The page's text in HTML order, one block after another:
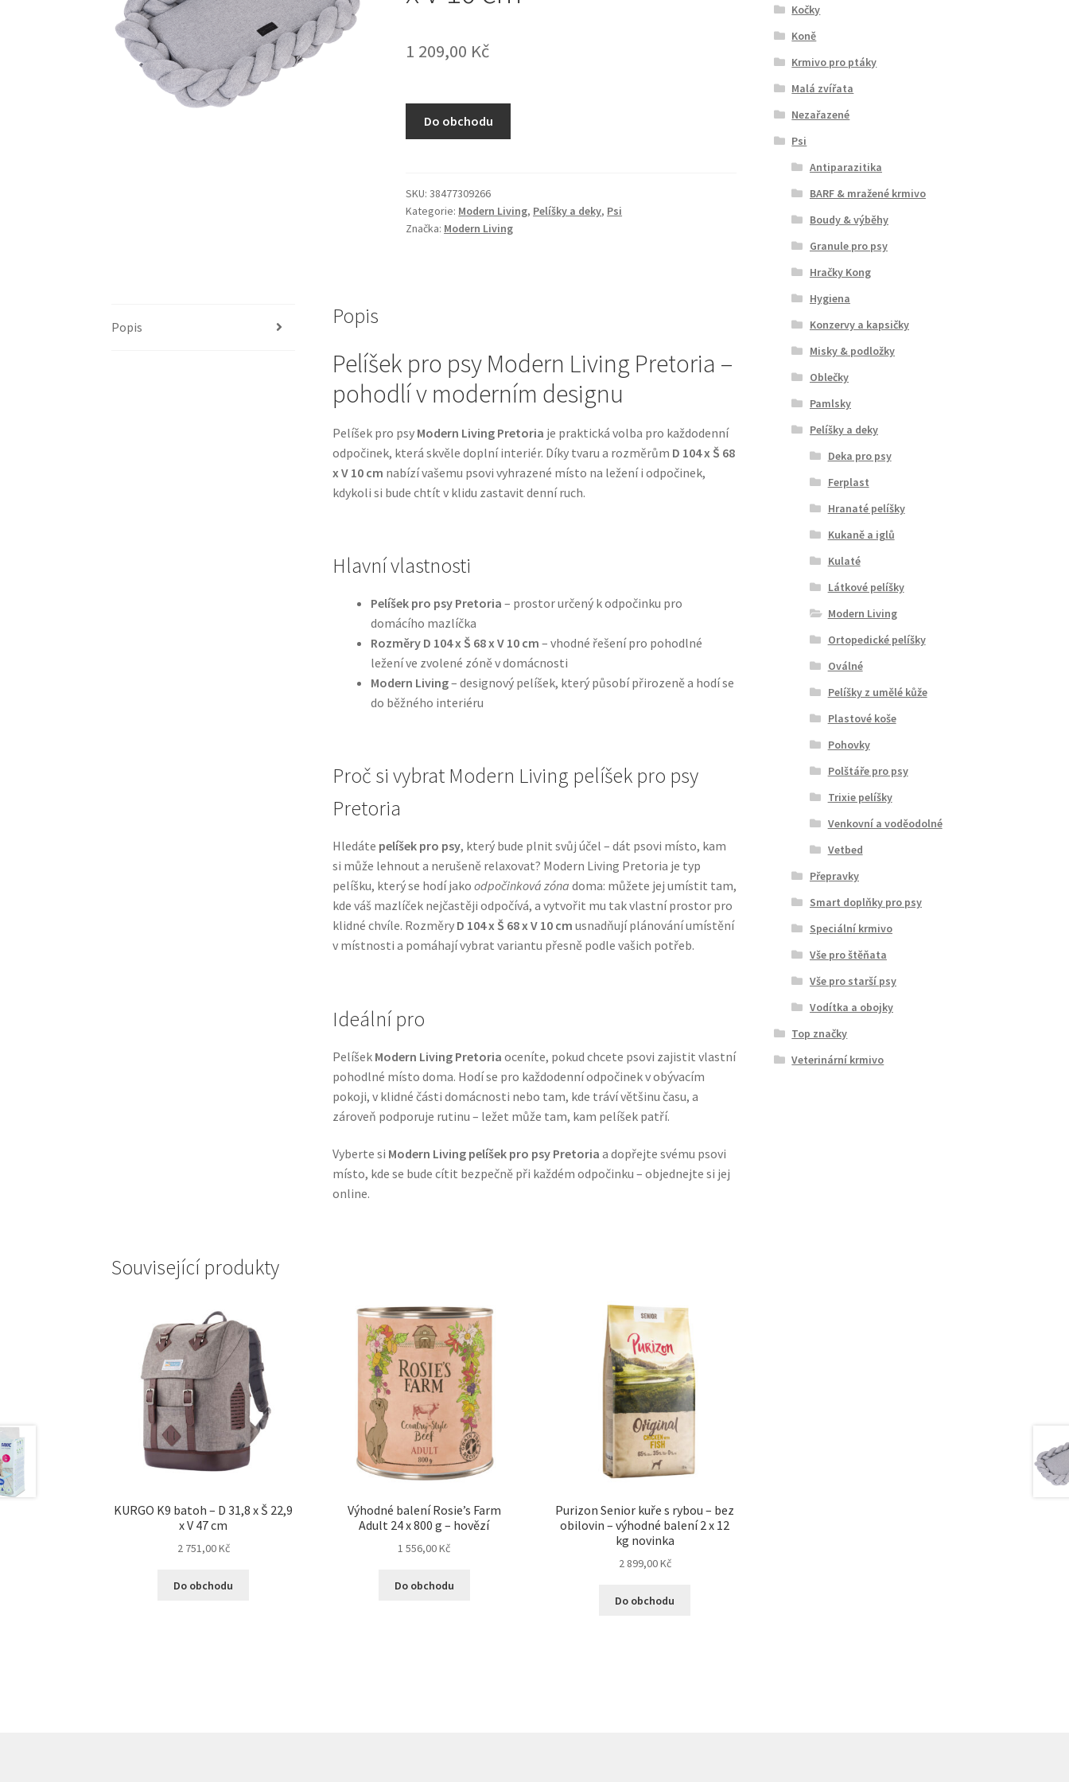
1 209,00 Kč
Do obchodu
SKU:38477309266
Kategorie: Modern Living, Pelíšky a deky, Psi
Značka: Modern Living
Popis Popis
Pelíšek pro psy Modern Living Pretoria –
pohodlí v moderním designu
Pelíšek pro psy Modern Living Pretoria je praktická volba pro každodenní
odpočinek, která skvěle doplní interiér. Díky tvaru a rozměrům D 104 x Š 68
x V 10 cm nabízí vašemu psovi vyhrazené místo na ležení i odpočinek,
kdykoli si bude chtít v klidu zastavit denní ruch.
Hlavní vlastnosti
Pelíšek pro psy Pretoria – prostor určený k odpočinku pro
domácího mazlíčka
Rozměry D 104 x Š 68 x V 10 cm – vhodné řešení pro pohodlné
ležení ve zvolené zóně v domácnosti
Modern Living– designový pelíšek, který působí přirozeně a hodí se
do běžného interiéru
Proč si vybrat Modern Living pelíšek pro psy
Pretoria
Hledáte pelíšek pro psy, který bude plnit svůj účel – dát psovi místo, kam
si může lehnout a nerušeně relaxovat? Modern Living Pretoria je typ
pelíšku, který se hodí jako odpočinková zóna doma: můžete jej umístit tam,
kde váš mazlíček nejčastěji odpočívá, a vytvořit mu tak vlastní prostor pro
klidné chvíle. Rozměry D 104 x Š 68 x V 10 cm usnadňují plánování umístění
v místnosti a pomáhají vybrat variantu přesně podle vašich potřeb.
Ideální pro
Pelíšek Modern Living Pretoria oceníte, pokud chcete psovi zajistit vlastní
pohodlné místo doma. Hodí se pro každodenní odpočinek v obývacím
pokoji, v klidné části domácnosti nebo tam, kde tráví většinu času, a
zároveň podporuje rutinu – ležet může tam, kam pelíšek patří.
Vyberte si Modern Living pelíšek pro psy Pretoria a dopřejte svému psovi
místo, kde se bude cítit bezpečně při každém odpočinku – objednejte si jej
online.
Související produkty
KURGO K9 batoh – D 31,8 x Š 22,9
x V 47 cm
2 751,00Kč
Do obchodu
Výhodné balení Rosie’s Farm
Adult 24 x 800 g – hovězí
1 556,00Kč
Do obchodu
Purizon Senior kuře s rybou – bez
obilovin – výhodné balení 2 x 12
kg novinka
2 899,00Kč
Do obchodu
Kočky
Koně
Krmivo pro ptáky
Malá zvířata
Nezařazené
Psi
Antiparazitika
BARF & mražené krmivo
Boudy & výběhy
Granule pro psy
Hračky Kong
Hygiena
Konzervy a kapsičky
Misky & podložky
Oblečky
Pamlsky
Pelíšky a deky
Deka pro psy
Ferplast
Hranaté pelíšky
Kukaně a iglů
Kulaté
Látkové pelíšky
Modern Living
Ortopedické pelíšky
Oválné
Pelíšky z umělé kůže
Plastové koše
Pohovky
Polštáře pro psy
Trixie pelíšky
Venkovní a voděodolné
Vetbed
Přepravky
Smart doplňky pro psy
Speciální krmivo
Vše pro štěňata
Vše pro starší psy
Vodítka a obojky
Top značky
Veterinární krmivo